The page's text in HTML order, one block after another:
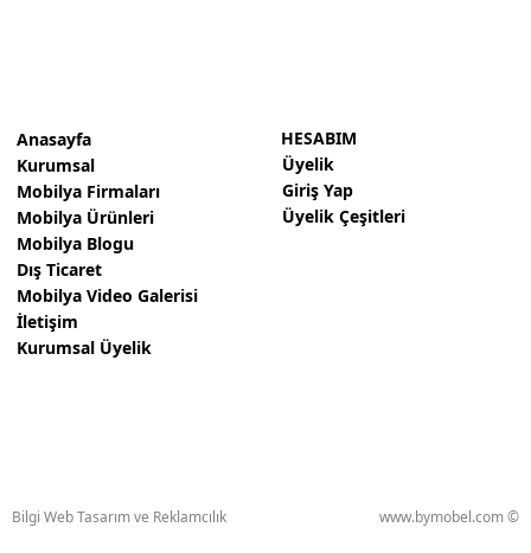
Anasayfa
Kurumsal
Mobilya Firmaları
Mobilya Ürünleri
Mobilya Blogu
Dış Ticaret
Mobilya Video Galerisi
İletişim
Kurumsal Üyelik
HESABIM
Üyelik
Giriş Yap
Üyelik Çeşitleri
Bilgi Web Tasarım ve Reklamcılık www.bymobel.com ©